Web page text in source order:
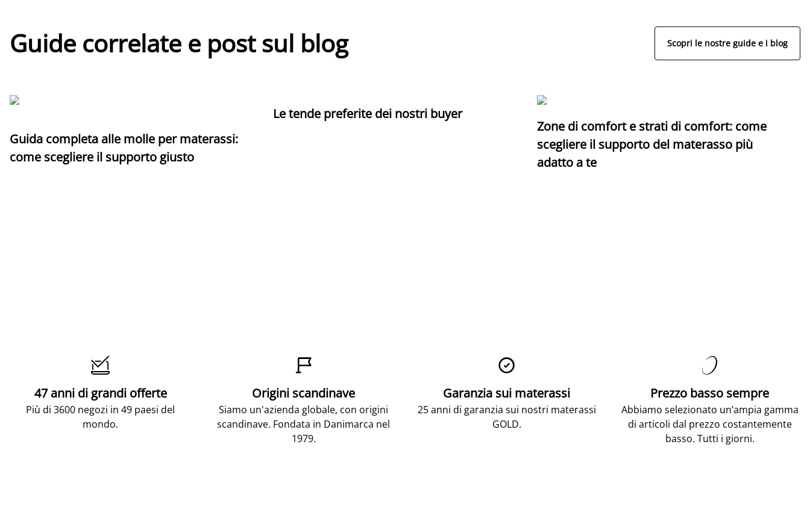
Guide correlate e post sul blog Scopri le nostre guide e i blog
Guida completa alle molle per materassi:
come scegliere il supporto giusto
Le tende preferite dei nostri buyer
Zone di comfort e strati di comfort: come
scegliere il supporto del materasso più
adatto a te

47 anni di grandi offerte
Più di 3600 negozi in 49 paesi del
mondo.

Origini scandinave
Siamo un'azienda globale, con origini
scandinave. Fondata in Danimarca nel
1979.

Garanzia sui materassi
25 anni di garanzia sui nostri materassi
GOLD.

Prezzo basso sempre
Abbiamo selezionato un’ampia gamma
di articoli dal prezzo costantemente
basso. Tutti i giorni.